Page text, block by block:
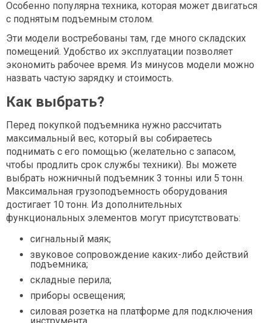
Особенно популярна техника, которая может двигаться
с поднятым подъемным столом.
Эти модели востребованы там, где много складских
помещений. Удобство их эксплуатации позволяет
экономить рабочее время. Из минусов модели можно
назвать частую зарядку и стоимость.
Как выбрать?
Перед покупкой подъемника нужно рассчитать
максимальный вес, который вы собираетесь
поднимать с его помощью (желательно с запасом,
чтобы продлить срок службы техники). Вы можете
выбрать ножничный подъемник 3 тонны или 5 тонн.
Максимальная грузоподъемность оборудования
достигает 10 тонн. Из дополнительных
функциональных элементов могут присутствовать:
сигнальный маяк;
звуковое сопровождение каких-либо действий
подъемника;
складные перила;
приборы освещения;
силовая розетка на платформе для подключения